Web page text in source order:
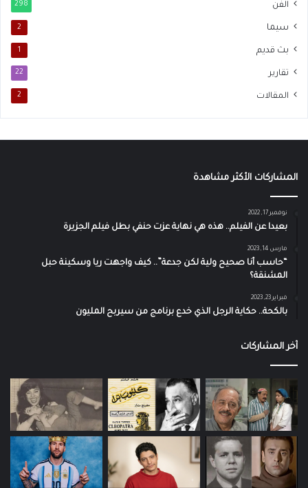
الفن 298
سيما 2
بث قديم 1
تقارير 22
المقالات 2
المشاركات الأكثر مشاهدة
نوفمبر 17, 2022
بعيدا عن الفيلم.. هذه هي نهاية عزت حنفي بطل فيلم الجزيرة
مارس 14, 2023
“حاسب أنا صحيح ولية لكن جدعة”.. كيف واجهت ريا وسكينة حبل
المشنقة؟
فبراير 23, 2023
بالكحة.. حكاية الرجل الذي خدع برنامج من سيربح المليون
آخر المشاركات